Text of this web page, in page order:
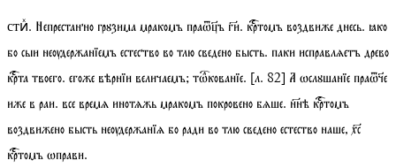
стиⷯ. Непрестанно грꙋзима мракомъ праѿъ ги. кртомъ воздвиже днесь. ꙗко
бо сыи неѹдержанїемъ естество во тлю сведено бысть. паки исправлѧетъ древо
крта твоего. егоже вѣрнїи величаемъ;тѡкованїе. [л. 82] А ѡслꙋшанїе праѿе
иже в раи. все времѧ инотѧжь мракомъ покровено бѧше. ннѣ кртомъ
воздвижено бысть неѹдержанїѧ бо ради во тлю сведено естество наше, хс
кртомъ ѡправи.